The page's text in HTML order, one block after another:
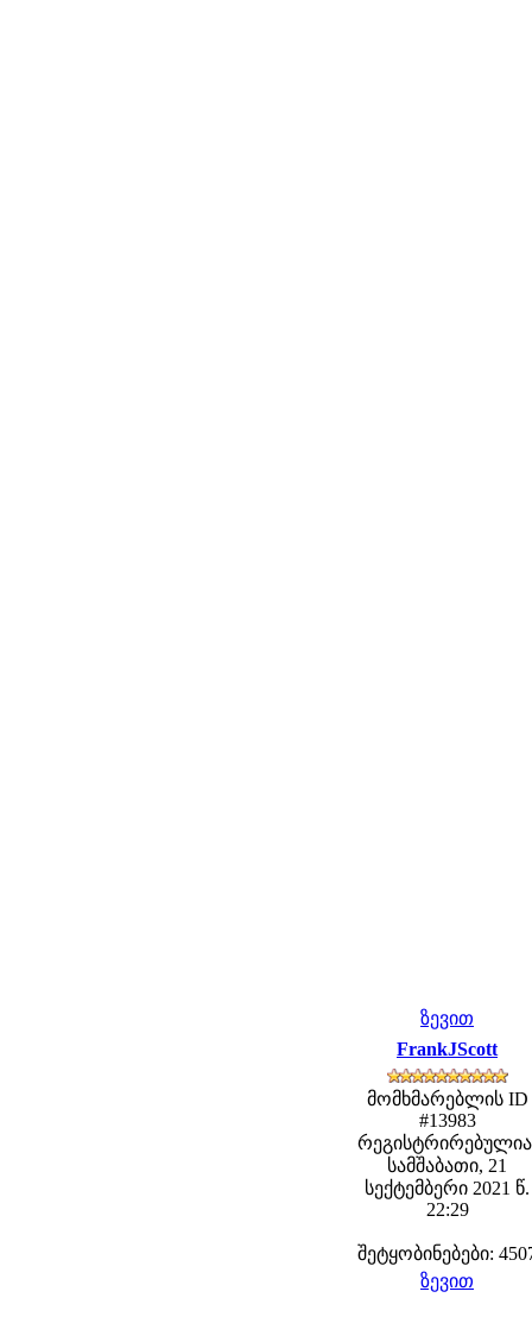
ზევით
FrankJScott
მომხმარებლის ID
#13983
სამშაბათი, 21
სექტემბერი 2021 წ.
22:29
შეტყობინებები:
ზევით